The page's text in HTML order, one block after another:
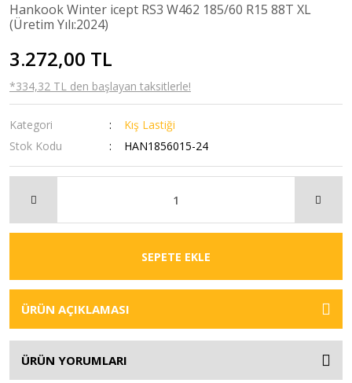
Hankook Winter icept RS3 W462 185/60 R15 88T XL
(Üretim Yılı:2024)
3.272,00 TL
*334,32 TL den başlayan taksitlerle!
Kategori
Kış Lastiği
Stok Kodu
HAN1856015-24
SEPETE EKLE
ÜRÜN AÇIKLAMASI
ÜRÜN YORUMLARI